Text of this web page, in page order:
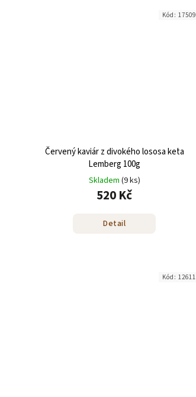
Červený kaviár z divokého lososa keta
Lemberg 100g
Skladem (9 ks)
520 Kč
Detail
Kód: 17509
Kód: 12611